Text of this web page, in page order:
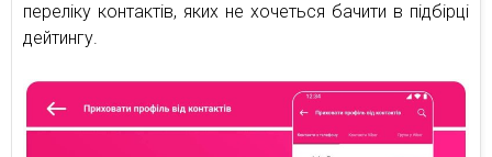
переліку контактів, яких не хочеться бачити в підбірці
дейтингу.